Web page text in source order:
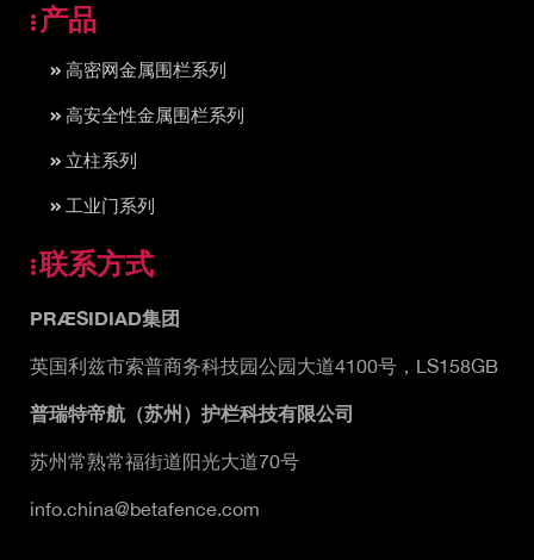
产品
高密网金属围栏系列
高安全性金属围栏系列
立柱系列
工业门系列
联系方式
PRÆSIDIAD集团
英国利兹市索普商务科技园公园大道4100号，LS158GB
普瑞特帝航（苏州）护栏科技有限公司
苏州常熟常福街道阳光大道70号
info.china@betafence.com